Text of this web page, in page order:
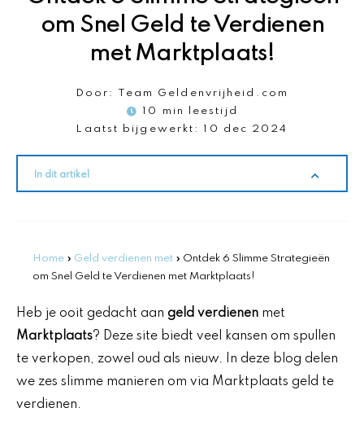
om Snel Geld te Verdienen
met Marktplaats!
Door:
Team Geldenvrijheid.com
10 min leestijd
Laatst bijgewerkt:
10 dec 2024
In dit artikel
Home » Geld verdienen met » Ontdek 6 Slimme Strategieën
om Snel Geld te Verdienen met Marktplaats!
Heb je ooit gedacht aan geld verdienen met
Marktplaats? Deze site biedt veel kansen om spullen
te verkopen, zowel oud als nieuw. In deze blog delen
we zes slimme manieren om via Marktplaats geld te
verdienen.